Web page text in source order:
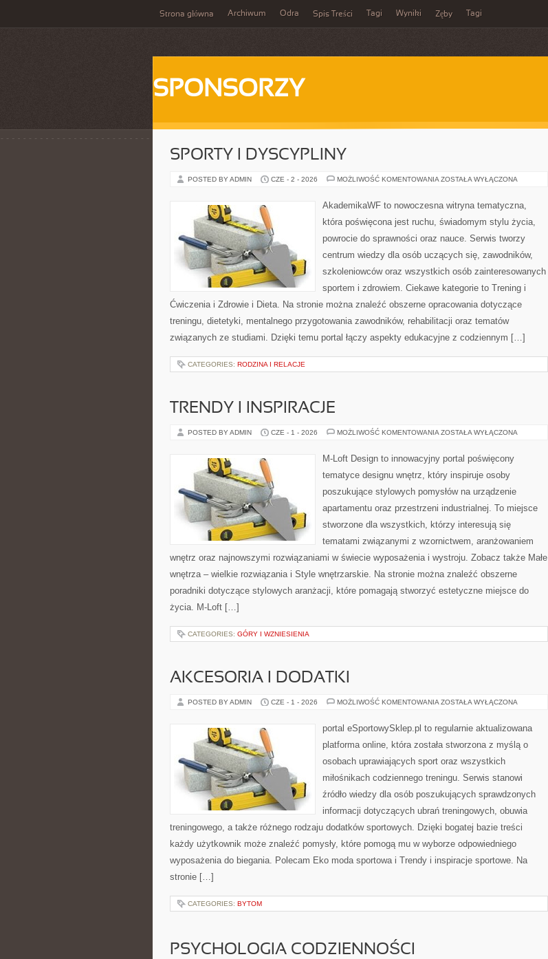
Strona główna Archiwum Odra Spis Treści Tagi Wyniki Zęby Tagi
SPONSORZY
SPORTY I DYSCYPLINY
POSTED BY ADMIN CZE - 2 - 2026 MOŻLIWOŚĆ KOMENTOWANIA SPORTY
ZOSTAŁA WYŁĄCZONA
AkademikaWF to nowoczesna witryna tematyczna,
która poświęcona jest ruchu, świadomym stylu życia,
powrocie do sprawności oraz nauce. Serwis tworzy
centrum wiedzy dla osób uczących się, zawodników,
szkoleniowców oraz wszystkich osób zainteresowanych
sportem i zdrowiem. Ciekawe kategorie to Trening i
Ćwiczenia i Zdrowie i Dieta. Na stronie można znaleźć obszerne opracowania dotyczące
treningu, dietetyki, mentalnego przygotowania zawodników, rehabilitacji oraz tematów
związanych ze studiami. Dzięki temu portal łączy aspekty edukacyjne z codziennym […]
CATEGORIES: RODZINA I RELACJE
TRENDY I INSPIRACJE
POSTED BY ADMIN CZE - 1 - 2026 MOŻLIWOŚĆ KOMENTOWANIA TRENDY
ZOSTAŁA WYŁĄCZONA
M-Loft Design to innowacyjny portal poświęcony
tematyce designu wnętrz, który inspiruje osoby
poszukujące stylowych pomysłów na urządzenie
apartamentu oraz przestrzeni industrialnej. To miejsce
stworzone dla wszystkich, którzy interesują się
tematami związanymi z wzornictwem, aranżowaniem
wnętrz oraz najnowszymi rozwiązaniami w świecie wyposażenia i wystroju. Zobacz także Małe
wnętrza – wielkie rozwiązania i Style wnętrzarskie. Na stronie można znaleźć obszerne
poradniki dotyczące stylowych aranżacji, które pomagają stworzyć estetyczne miejsce do
życia. M-Loft […]
CATEGORIES: GÓRY I WZNIESIENIA
AKCESORIA I DODATKI
POSTED BY ADMIN CZE - 1 - 2026 MOŻLIWOŚĆ KOMENTOWANIA AKCESORIA
ZOSTAŁA WYŁĄCZONA
portal eSportowySklep.pl to regularnie aktualizowana
platforma online, która została stworzona z myślą o
osobach uprawiających sport oraz wszystkich
miłośnikach codziennego treningu. Serwis stanowi
źródło wiedzy dla osób poszukujących sprawdzonych
informacji dotyczących ubrań treningowych, obuwia
treningowego, a także różnego rodzaju dodatków sportowych. Dzięki bogatej bazie treści
każdy użytkownik może znaleźć pomysły, które pomogą mu w wyborze odpowiedniego
wyposażenia do biegania. Polecam Eko moda sportowa i Trendy i inspiracje sportowe. Na
stronie […]
CATEGORIES: BYTOM
PSYCHOLOGIA CODZIENNOŚCI